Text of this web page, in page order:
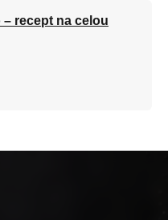
recept na celou